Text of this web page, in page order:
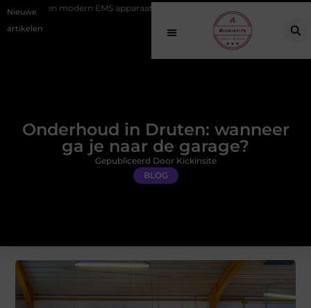
Nieuwe
artikelen
EMS apparaat Hoe online vindbaarheid verandert in 2026
Onderhoud in Druten: wanneer
ga je naar de garage?
BLOG
Gepubliceerd Door Kickinsite